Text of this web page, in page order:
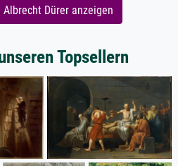
Albrecht Dürer anzeigen
Topsellern